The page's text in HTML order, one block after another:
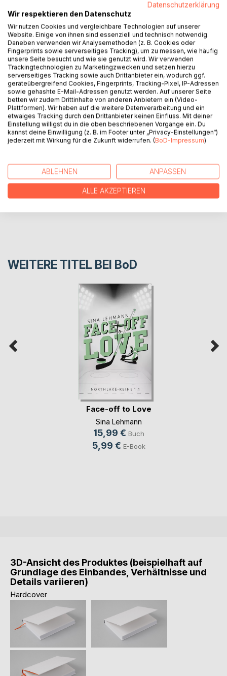
In unserer Gesellschaft existieren Normen. Alles ist
durchgetaktet. Wir durchlaufen die Kindheit mit Schule und
Bildung. Wir streben nach Perfektion im Job und im
Privatleben. Das Ende bleibt meist ein Tabuthema.
Doch irgendwann klopft auch bei uns der Lebensabend an.
Blumige Werbeversprechen verklären die Wahrheit,
suggerieren uns Unverwundbarkeit.
Doch das sind wir nicht! Die eigenen vier Wände sind
unsere Burg. Danach bleibt oftmals nur das Heim und die
Rückkehr zu unumstößlichen Normen. Spätestens jetzt
stellen wir uns die Frage: Was bleibt mir?
AUTOR/IN
PRESSESTIMMEN
REZENSIONEN
WEITERE TITEL BEI BoD
Face-off to Love
Sina Lehmann
15,99 € Buch
5,99 € E-Book
3D-Ansicht des Produktes (beispielhaft auf
Grundlage des Einbandes, Verhältnisse und
Details variieren)
Hardcover
Datenschutzerklärung
Wir respektieren den Datenschutz
Wir nutzen Cookies und vergleichbare Technologien auf unserer
Website. Einige von ihnen sind essenziell und technisch notwendig.
Daneben verwenden wir Analysemethoden (z. B. Cookies oder
Fingerprints sowie serverseitiges Tracking), um zu messen, wie häufig
unsere Seite besucht und wie sie genutzt wird. Wir verwenden
Trackingtechnologien zu Marketingzwecken und setzen hierzu
serverseitiges Tracking sowie auch Drittanbieter ein, wodurch ggf.
geräteübergreifend Cookies, Fingerprints, Tracking-Pixel, IP-Adressen
sowie gehashte E-Mail-Adressen genutzt werden. Auf unserer Seite
betten wir zudem Drittinhalte von anderen Anbietern ein (Video-
Plattformen). Wir haben auf die weitere Datenverarbeitung und ein
etwaiges Tracking durch den Drittanbieter keinen Einfluss. Mit deiner
Einstellung willigst du in die oben beschriebenen Vorgänge ein. Du
kannst deine Einwilligung (z. B. im Footer unter „Privacy-Einstellungen“)
jederzeit mit Wirkung für die Zukunft widerrufen. (BoD-Impressum)
ABLEHNEN ANPASSEN
ALLE AKZEPTIEREN